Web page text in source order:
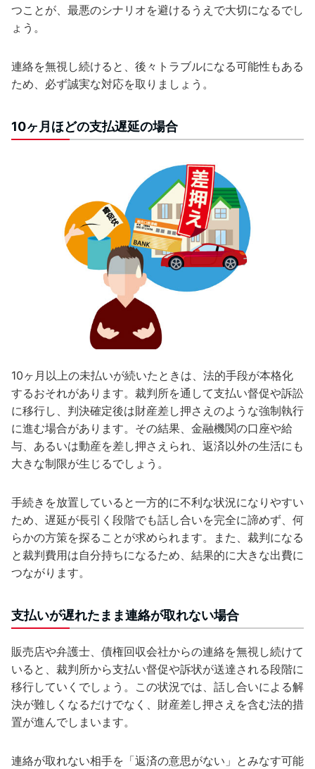
つことが、最悪のシナリオを避けるうえで大切になるでし
ょう。
連絡を無視し続けると、後々トラブルになる可能性もある
ため、必ず誠実な対応を取りましょう。
10ヶ月ほどの支払遅延の場合
10ヶ月以上の未払いが続いたときは、法的手段が本格化
するおそれがあります。裁判所を通して支払い督促や訴訟
に移行し、判決確定後は財産差し押さえのような強制執行
に進む場合があります。その結果、金融機関の口座や給
与、あるいは動産を差し押さえられ、返済以外の生活にも
大きな制限が生じるでしょう。
手続きを放置していると一方的に不利な状況になりやすい
ため、遅延が長引く段階でも話し合いを完全に諦めず、何
らかの方策を探ることが求められます。また、裁判になる
と裁判費用は自分持ちになるため、結果的に大きな出費に
つながります。
支払いが遅れたまま連絡が取れない場合
販売店や弁護士、債権回収会社からの連絡を無視し続けて
いると、裁判所から支払い督促や訴状が送達される段階に
移行していくでしょう。この状況では、話し合いによる解
決が難しくなるだけでなく、財産差し押さえを含む法的措
置が進んでしまいます。
連絡が取れない相手を「返済の意思がない」とみなす可能